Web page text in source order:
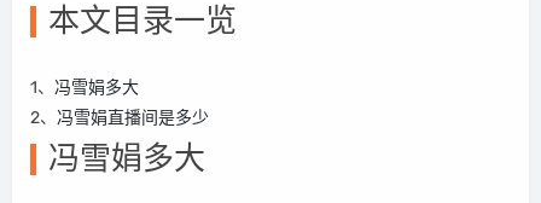
本文目录一览
1、 冯雪娟多大
2、 冯雪娟直播间是多少
冯雪娟多大